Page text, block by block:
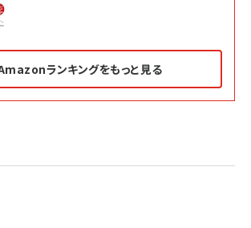
ランキングをもっと見る
2億円を売り上げたプロが教える note×AI 最強の
anan(アンアン)2026/07/01号 No.2501[魅せる
ベインキャピタル 企業価値向上力の秘密